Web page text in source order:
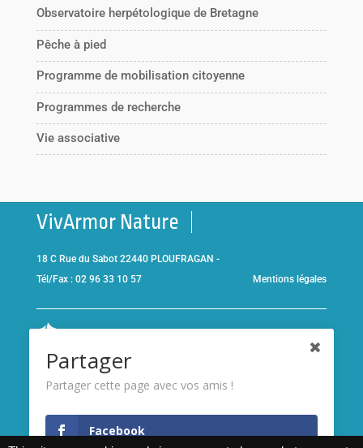
Observatoire herpétologique de Bretagne
Pêche à pied
Programme de mobilisation citoyenne
Programmes de recherche
Vie associative
VivArmor Nature
18 C Rue du Sabot 22440 PLOUFRAGAN -
Tél/Fax : 02 96 33 10 57
Mentions légales
Brieucet adhérent de l’association
France Nature
Partager
Partager cette page avec vos amis !
Facebook